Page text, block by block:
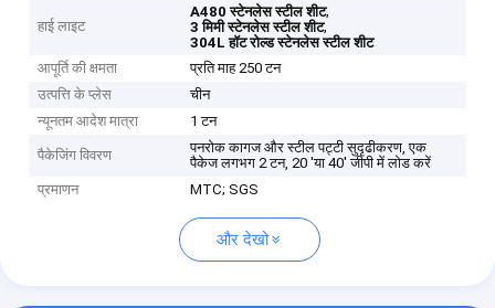
हाई लाइट
A480 स्टेनलेस स्टील शीट,
3 मिमी स्टेनलेस स्टील शीट,
304L हॉट रोल्ड स्टेनलेस स्टील शीट
आपूर्ति की क्षमता
प्रति माह 250 टन
उत्पत्ति के प्लेस
चीन
न्यूनतम आदेश मात्रा
1 टन
पैकेजिंग विवरण
पनरोक कागज और स्टील पट्टी सुदृढीकरण, एक
पैकेज लगभग 2 टन, 20 'या 40' जीपी में लोड करें
प्रमाणन
MTC; SGS
और देखो